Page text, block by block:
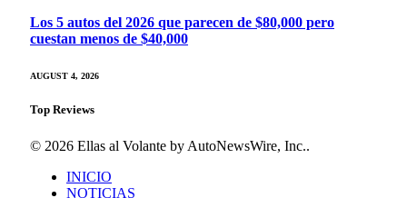
Los 5 autos del 2026 que parecen de $80,000 pero
cuestan menos de $40,000
AUGUST 4, 2026
Top Reviews
© 2026 Ellas al Volante by AutoNewsWire, Inc..
INICIO
NOTICIAS